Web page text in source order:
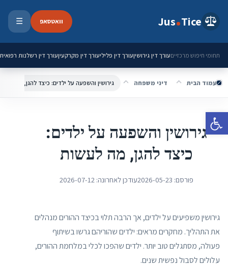
פתח סרגל נגישות
Jus Tice וואטסאפ ☰
תחומי חיפוש מרכזייםעורך דין גירושיןעורך דין פליליעורך דין מקרקעיןעורך דין רשלנות רפואית
עמוד הבית דיני משפחה גירושין והשפעה על ילדים: כיצד להגן, מה
גירושין והשפעה על ילדים:
כיצד להגן, מה לעשות
פורסם: 2026-05-23עודכן לאחרונה:2026-07-12
גירושין משפיעים על ילדים, אך הרבה תלוי בכיצד ההורים מנהלים
את התהליך. מחקרים מראים: ילדים שהוריהם גרשו בשיתוף
פעולה, מסתגלים טוב יותר. ילדים שהפכו לכלי במלחמת ההורים,
עלולים לסבול נפשית שנים.